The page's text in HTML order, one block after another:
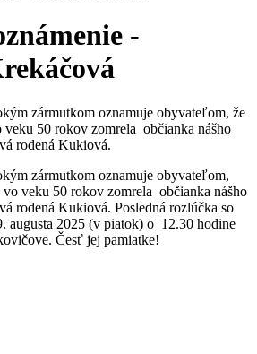
-
zármutkom oznamuje obyvateľom, že
veku 50 rokov zomrela občianka nášho
rodená Kukiová.
zármutkom oznamuje obyvateľom,
vo veku 50 rokov zomrela občianka nášho
rodená Kukiová. Posledná rozlúčka so
augusta 2025 (v piatok) o 12.30 hodine
Česť jej pamiatke!